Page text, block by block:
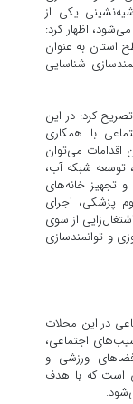
یکی از
اظهار کرد:
استان به عنوان
شناسایی
کرد: در این
با همکاری
اقدامات می‌توان
توسعه شبکه آب،
تجهیز خانه‌های
پزشکی، اجرای
از سوی
و توانمندسازی
در این محلات
اجتماعی،
ورزشی و
است که با هدف